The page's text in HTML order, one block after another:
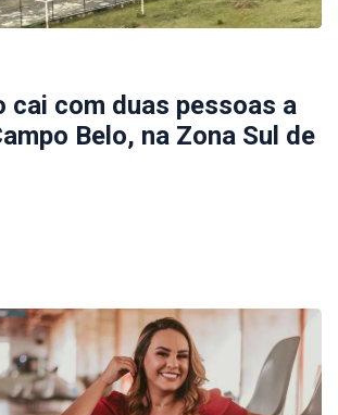
cai com duas pessoas a
Belo, na Zona Sul de